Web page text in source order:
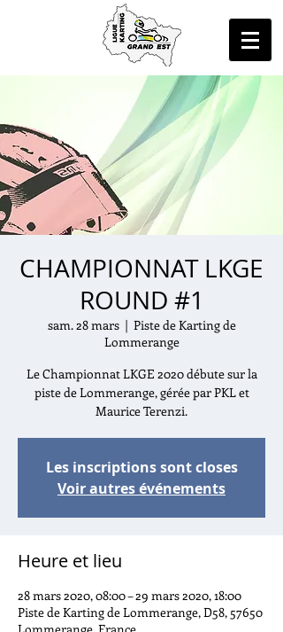
CHAMPIONNAT LKGE
ROUND #1
sam. 28 mars
  |
Piste de Karting de
Lommerange
Le Championnat LKGE 2020 débute sur la
piste de Lommerange, gérée par PKL et
Maurice Terenzi.
Les inscriptions sont closes
Voir autres événements
Heure et lieu
28 mars 2020, 08:00 – 29 mars 2020, 18:00
Piste de Karting de Lommerange, D58, 57650